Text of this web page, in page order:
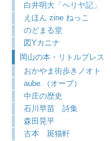
白井明大「ヘリヤ記」
えほん zine ねっこ
のどまる堂
図Yカニナ
岡山の本・リトルプレス
おかやま街歩きノオト
aube.（オーブ）
中庄の歴史
石川早苗 詩集
森田晃平
古本 斑猫軒